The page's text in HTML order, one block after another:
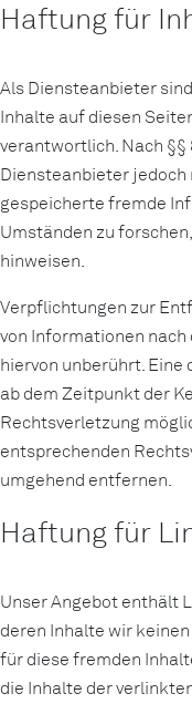
Haftung für
Als Diensteanbieter
Inhalte auf diesen
verantwortlich. Nach §§
Diensteanbieter
gespeicherte fremde
Umständen zu
hinweisen.
Verpflichtungen zur
von Informationen
hiervon unberührt.
ab dem Zeitpunkt der
Rechtsverletzung
entsprechenden
umgehend entfernen.
Haftung für
Unser Angebot enthält
deren Inhalte wir
für diese fremden
die Inhalte der